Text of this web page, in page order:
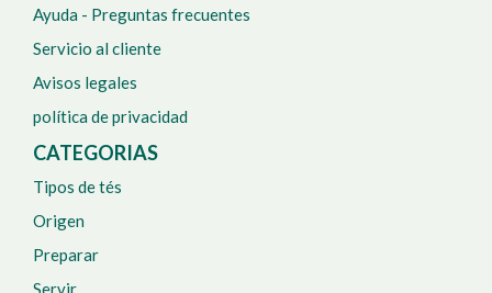
Ayuda - Preguntas frecuentes
Servicio al cliente
Avisos legales
política de privacidad
CATEGORIAS
Tipos de tés
Origen
Preparar
Servir